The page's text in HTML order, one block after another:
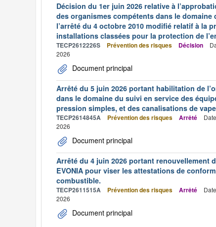
Décision du 1er juin 2026 relative à
des organismes compétents dans le
l’arrêté du 4 octobre 2010 modifié relatif à la
installations classées pour la protection de
TECP2612226S Prévention des risques Décision
2026
Document principal
Arrêté du 5 juin 2026 portant habilitation de
dans le domaine du suivi en service des
pression simples, et des canalisations de
TECP2614845A Prévention des risques Arrêté
2026
Document principal
Arrêté du 4 juin 2026 portant renouvellement
EVONIA pour viser les attestations de
combustible.
TECP2611515A Prévention des risques Arrêté
2026
Document principal